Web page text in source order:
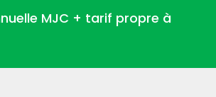
MJC + tarif propre à